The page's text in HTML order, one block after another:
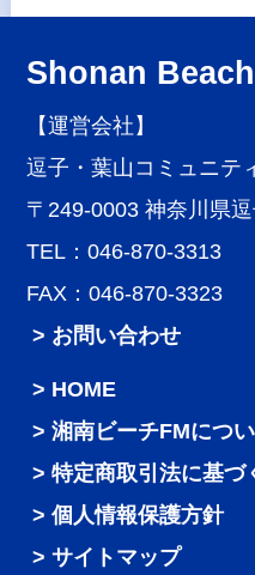
Shonan
【運営会社】
逗子・葉山コミュニテ
〒249-0003 神奈川県
TEL：046-870-3313
FAX：046-870-3323
> お問い合わせ
HOME
湘南ビーチFMにつ
特定商取引法に基づ
個人情報保護方針
サイトマップ